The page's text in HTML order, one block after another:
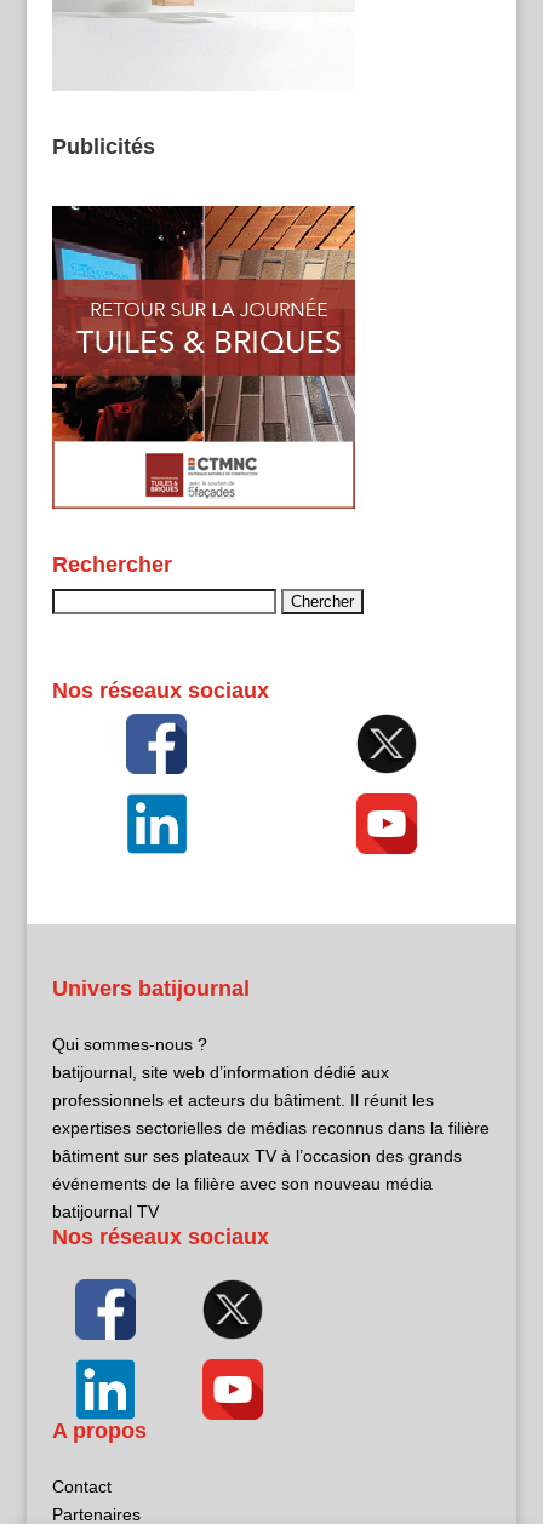
Publicités
Rechercher
Nos réseaux sociaux
Univers batijournal
Qui sommes-nous ?
batijournal, site web d’information dédié aux
professionnels et acteurs du bâtiment. Il réunit les
expertises sectorielles de médias reconnus dans la filière
bâtiment sur ses plateaux TV à l’occasion des grands
événements de la filière avec son nouveau média
batijournal TV
Nos réseaux sociaux
A propos
Contact
Partenaires